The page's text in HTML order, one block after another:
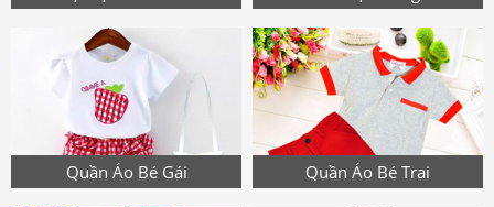
Quần Áo Bé Gái Quần Áo Bé Trai